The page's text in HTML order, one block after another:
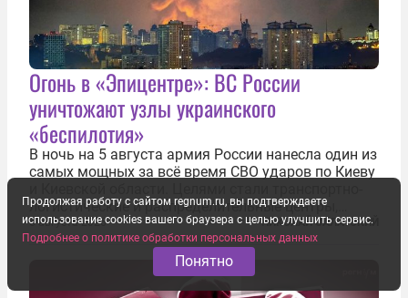
Огонь в «Эпицентре»: ВС России
уничтожают узлы украинского
«беспилотия»
В ночь на 5 августа армия России нанесла один из
самых мощных за всё время СВО ударов по Киеву
логистические и распределительные центры,
которые ВСУ использовали для хранения и
доставки вооружений и грузов военного
назначения. Атака также «накрыла»...
5 августа 2026 НИКОЛАЙ САЛАТСКИЙ
Продолжая работу с сайтом regnum.ru, вы подтверждаете
использование cookies вашего браузера с целью улучшить сервис.
Подробнее о политике обработки персональных данных
Понятно